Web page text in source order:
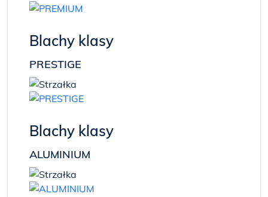
Blachy klasy
PRESTIGE
Blachy klasy
ALUMINIUM